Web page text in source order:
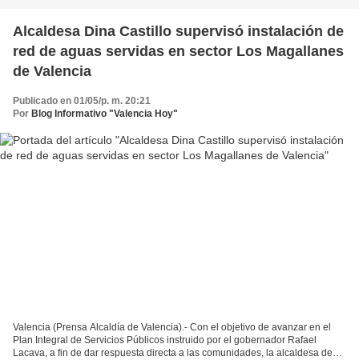
Alcaldesa Dina Castillo supervisó instalación de
red de aguas servidas en sector Los Magallanes
de Valencia
Publicado en 01/05/p. m. 20:21
Por Blog Informativo "Valencia Hoy"
Valencia (Prensa Alcaldía de Valencia).- Con el objetivo de avanzar en el
Plan Integral de Servicios Públicos instruido por el gobernador Rafael
Lacava, a fin de dar respuesta directa a las comunidades, la alcaldesa de